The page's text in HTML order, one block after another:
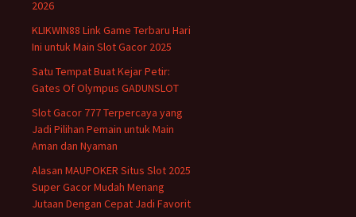
2026
KLIKWIN88 Link Game Terbaru Hari
Ini untuk Main Slot Gacor 2025
Satu Tempat Buat Kejar Petir:
Gates Of Olympus GADUNSLOT
Slot Gacor 777 Terpercaya yang
Jadi Pilihan Pemain untuk Main
Aman dan Nyaman
Alasan MAUPOKER Situs Slot 2025
Super Gacor Mudah Menang
Jutaan Dengan Cepat Jadi Favorit